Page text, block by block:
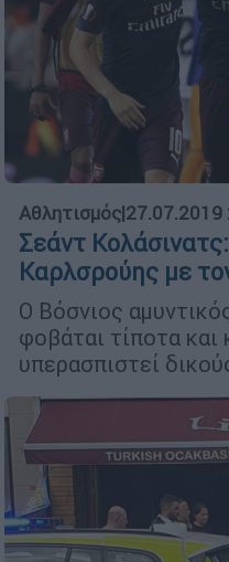
Αθλητισμός|27.07.2019
Σεάντ
Καρλσρούης με
Ο Βόσνιος
φοβάται τίποτα και
υπερασπιστεί